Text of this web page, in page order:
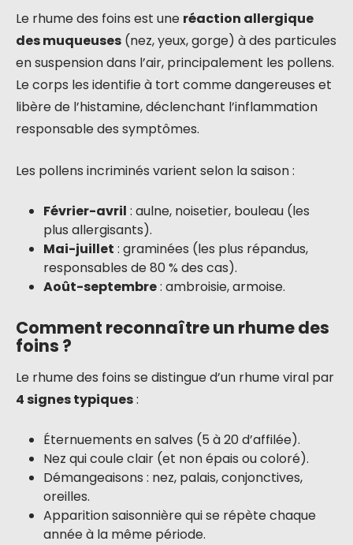
Le rhume des foins est une réaction allergique
des muqueuses (nez, yeux, gorge) à des particules
en suspension dans l’air, principalement les pollens.
Le corps les identifie à tort comme dangereuses et
libère de l’histamine, déclenchant l’inflammation
responsable des symptômes.
Les pollens incriminés varient selon la saison :
Février-avril : aulne, noisetier, bouleau (les
plus allergisants).
Mai-juillet : graminées (les plus répandus,
responsables de 80 % des cas).
Août-septembre: ambroisie, armoise.
Comment reconnaître un rhume des
foins ?
Le rhume des foins se distingue d’un rhume viral par
4 signes typiques:
Éternuements en salves (5 à 20 d’affilée).
Nez qui coule clair (et non épais ou coloré).
Démangeaisons : nez, palais, conjonctives,
oreilles.
Apparition saisonnière qui se répète chaque
année à la même période.